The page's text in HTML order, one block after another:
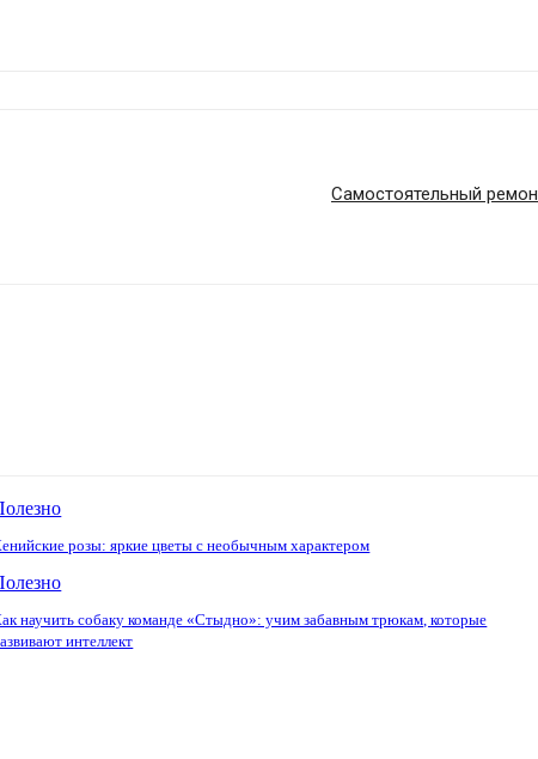
Самостоятельный
розы: яркие цветы с необычным характером
научить собаку команде «Стыдно»: учим забавным трюкам, которые
интеллект